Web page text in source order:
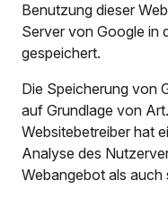
Benutzung dieser
Server von Google in
gespeichert.
Die Speicherung von
auf Grundlage von
Websitebetreiber hat
Analyse des
Webangebot als auch